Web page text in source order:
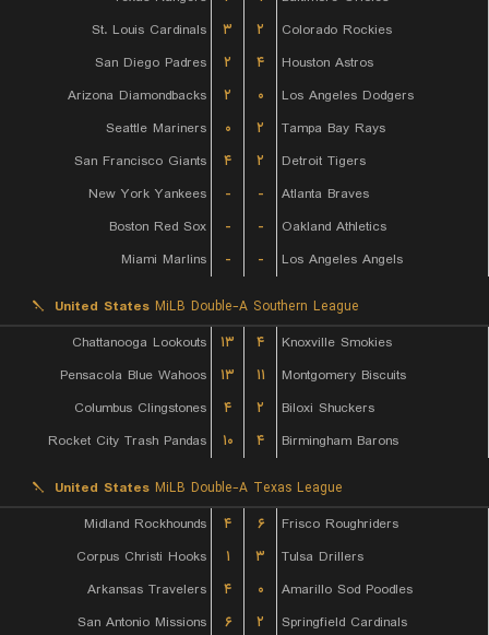
St. Louis Cardinals
۳ ۲
Colorado Rockies
San Diego Padres
۲ ۴
Houston Astros
Arizona Diamondbacks
۲ ۰
Los Angeles Dodgers
Seattle Mariners
۰ ۲
Tampa Bay Rays
San Francisco Giants
۴ ۲
Detroit Tigers
New York Yankees
- -
Atlanta Braves
Boston Red Sox
- -
Oakland Athletics
Miami Marlins
- - Los Angeles Angels
United States MiLB Double-A Southern League
Chattanooga Lookouts
۱۳ ۴
Knoxville Smokies
Pensacola Blue Wahoos
۱۳ ۱۱
Montgomery Biscuits
Columbus Clingstones
۴ ۲
Biloxi Shuckers
Rocket City Trash Pandas
۱۰ ۴ Birmingham Barons
United States MiLB Double-A Texas League
Midland Rockhounds
۴ ۶
Frisco Roughriders
Corpus Christi Hooks
۱ ۳
Tulsa Drillers
Arkansas Travelers
۴ ۰
Amarillo Sod Poodles
San Antonio Missions
۶ ۲ Springfield Cardinals